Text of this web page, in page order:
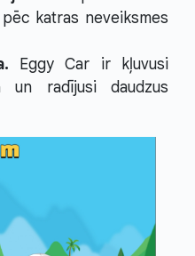
katras neveiksmes
Eggy Car ir kļuvusi
un radījusi daudzus